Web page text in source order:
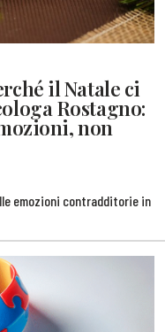
il Natale ci
Rostagno:
non
emozioni contradditorie in